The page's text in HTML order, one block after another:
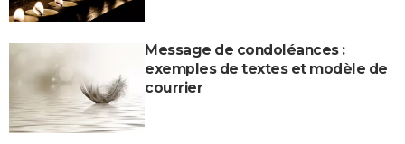
Message de condoléances :
exemples de textes et modèle de
courrier